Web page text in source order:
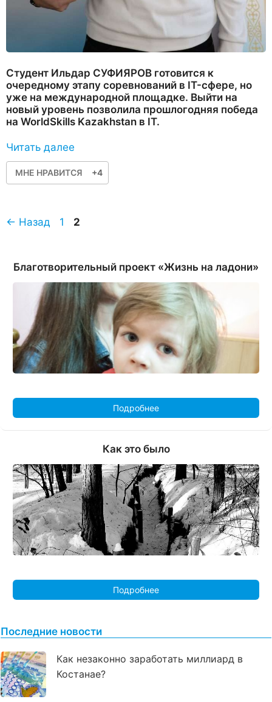
Студент Ильдар СУФИЯРОВ готовится к
очередному этапу соревнований в IT-сфере, но
уже на международной площадке. Выйти на
новый уровень позволила прошлогодняя победа
на WorldSkills Kazakhstan в IT.
Читать далее
МНЕ НРАВИТСЯ +4
← Назад Страница
1 Страница
2
Благотворительный проект «Жизнь на ладони»
Подробнее
Как это было
Подробнее
Последние новости
Как незаконно заработать миллиард в
Костанае?